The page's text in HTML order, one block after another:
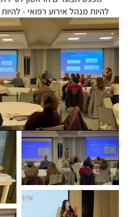
להיות מנהל אירוע רפואי -